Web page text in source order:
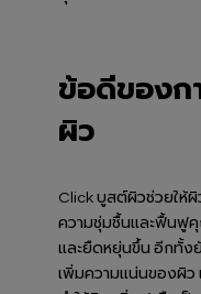
ข้อดีของก
ผิว
Click บูสต์ผิวช่วยให้
ความชุ่มชื้นและฟื้นฟูคุ
และยืดหยุ่นขึ้น อีกทั้ง
เพิ่มความแน่นของผิว